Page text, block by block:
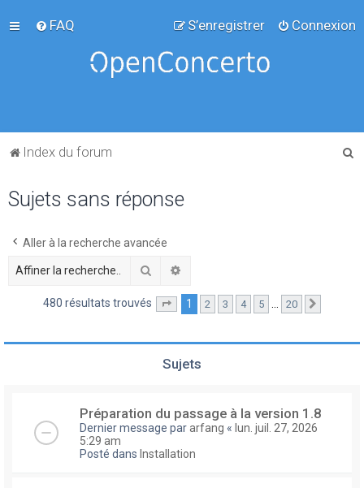
FAQ Connexion
S’enregistrer
Index du forum
Sujets sans réponse
Aller à la recherche avancée
Rechercher
480 résultats trouvés Page sur20
1 2 3 4 5 … 20
Sujets
Préparation du passage à la version 1.8
Dernier message pararfang « lun. juil. 27, 2026
5:29 am
Posté dans Installation